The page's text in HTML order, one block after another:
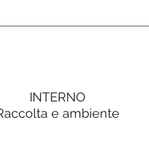
INTERNO
e ambiente